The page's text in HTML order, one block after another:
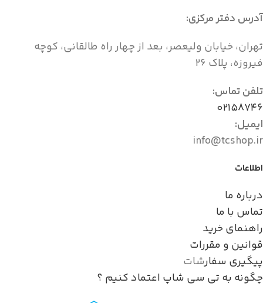
آدرس دفتر مرکزی:
تهران، خیابان ولیعصر، بعد از چهار راه طالقانی، کوچه
فیروزه، پلاک ۲۶
تلفن تماس:
۰۲۱۵۸۷۴۶
ایمیل:
info@tcshop.ir
اطلاعات
درباره ما
تماس با ما
راهنمای خرید
قوانین و مقررات
پیگیری سفارشات
چگونه به تی سی شاپ اعتماد کنیم ؟